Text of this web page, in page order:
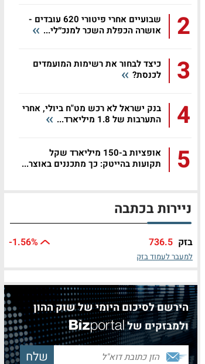
2
שבועיים אחרי פיטורי 620 עובדים -
אושרה הכפלת השכר למנכ״לי...
3
כיצד לבחור את רשימות המועמדים
לכנסת?
4
בנק ישראל לא רכש מט"ח ביולי, אחרי
התערבות של 1.8 מיליארד...
5
אופציות ב-150 מיליארד שקל
תקועות בהייטק: כך מתכננים באוצר...
ניירות בכתבה
בזק 736.5
-1.56%
למעבר לעמוד בזק
הירשם לסיכום היומי של שוק ההון
ולמבזקים של